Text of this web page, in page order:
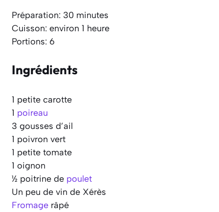
Préparation: 30 minutes
Cuisson: environ 1 heure
Portions: 6
Ingrédients
1 petite carotte
1 poireau
3 gousses d’ail
1 poivron vert
1 petite tomate
1 oignon
½ poitrine de poulet
Un peu de vin de Xérès
Fromage râpé